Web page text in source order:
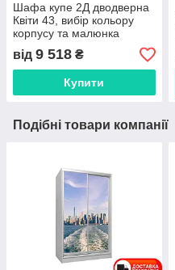
Шафа купе 2Д дводверна
Квіти 43, вибір кольору
корпусу та малюнка
від 9 518 ₴
Купити
Подібні товари компанії